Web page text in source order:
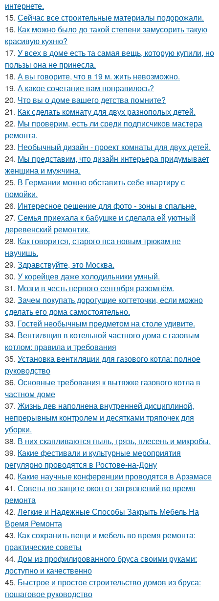
интернете.
15. Сейчас все строительные материалы подорожали.
16. Как можно было до такой степени замусорить такую
красивую кухню?
17. У всех в доме есть та самая вещь, которую купили, но
пользы она не принесла.
18. А вы говорите, что в 19 м. жить невозможно.
19. А какое сочетание вам понравилось?
20. Что вы о доме вашего детства помните?
21. Как сделать комнату для двух разнополых детей.
22. Мы проверим, есть ли среди подписчиков мастера
ремонта.
23. Необычный дизайн - проект комнаты для двух детей.
24. Мы представим, что дизайн интерьера придумывает
женщина и мужчина.
25. В Германии можно обставить себе квартиру с
помойки.
26. Интересное решение для фото - зоны в спальне.
27. Семья приехала к бабушке и сделала ей уютный
деревенский ремонтик.
28. Как говорится, старого пса новым трюкам не
научишь.
29. Здравствуйте, это Москва.
30. У корейцев даже холодильники умный.
31. Мозги в честь первого сентября разомнём.
32. Зачем покупать дорогущие когтеточки, если можно
сделать его дома самостоятельно.
33. Гостей необычным предметом на столе удивите.
34. Вентиляция в котельной частного дома с газовым
котлом: правила и требования
35. Установка вентиляции для газового котла: полное
руководство
36. Основные требования к вытяжке газового котла в
частном доме
37. Жизнь дев наполнена внутренней дисциплиной,
непрерывным контролем и десятками тряпочек для
уборки.
38. В них скапливаются пыль, грязь, плесень и микробы.
39. Какие фестивали и культурные мероприятия
регулярно проводятся в Ростове-на-Дону
40. Какие научные конференции проводятся в Арзамасе
41. Советы по защите окон от загрязнений во время
ремонта
42. Легкие и Надежные Способы Закрыть Мебель На
Время Ремонта
43. Как сохранить вещи и мебель во время ремонта:
практические советы
44. Дом из профилированного бруса своими руками:
доступно и качественно
45. Быстрое и простое строительство домов из бруса:
пошаговое руководство